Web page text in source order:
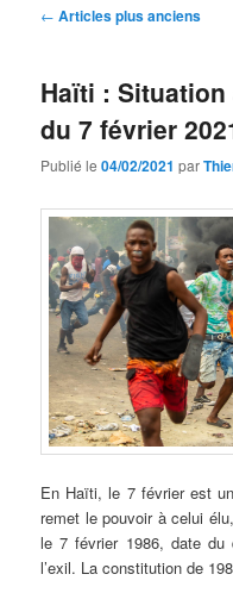
Navigation
← Articles plus anciens
Haïti : Situation
du 7 février
Publié le04/02/2021 par
En Haïti, le 7 février est
remet le pouvoir à celui
le 7 février 1986, date du
l’exil. La constitution de